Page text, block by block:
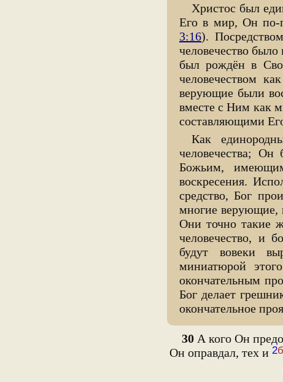
Христос был
Его в мир, Он
3:16).
человечество
был рождён в
человечеством
верующие были
вместе с Ним как
составляющими
Как
человечества;
Божьим,
воскресения.
средство, Бог
многие верующие,
Они точно такие
человечество, и
будут вовеки
миниатюрой
окончательным
Бог делает
окончательное
30 А кого Он
Он оправдал, тех и 2б